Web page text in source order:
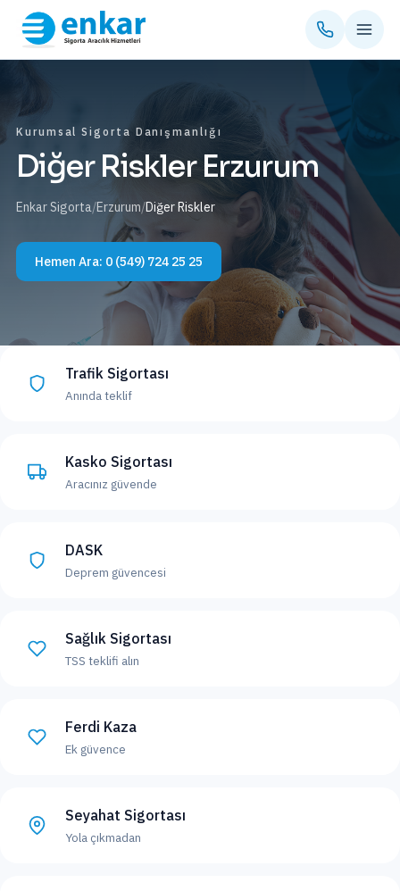
Kurumsal Sigorta Danışmanlığı
Diğer Riskler Erzurum
Enkar Sigorta/Erzurum/Diğer Riskler
Hemen Ara: 0 (549) 724 25 25
Trafik Sigortası
Anında teklif
Kasko Sigortası
Aracınız güvende
DASK
Deprem güvencesi
Sağlık Sigortası
TSS teklifi alın
Ferdi Kaza
Ek güvence
Seyahat Sigortası
Yola çıkmadan